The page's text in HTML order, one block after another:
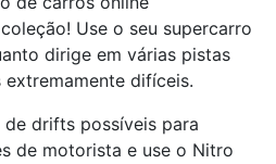
Use o seu supercarro
dirige em várias pistas
difíceis.
de drifts possíveis para
de motorista e use o Nitro